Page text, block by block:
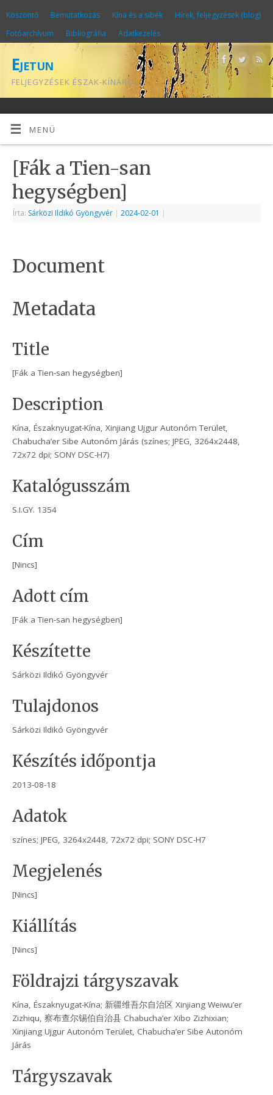
Köszöntő Bemutatkozás Kína és a sibék
Hírek, feljegyzések (blog)
Fotóarchívum
Bibliográfia Adatkezelés
Ejetun
FELJEGYZÉSEK ÉSZAK-KÍNÁRÓL
MENÜ
[Fák a Tien-san
hegységben]
Írta: Sárközi Ildikó Gyöngyvér | 2024-02-01 |
Document
Metadata
Title
[Fák a Tien-san hegységben]
Description
Kína, Északnyugat-Kína, Xinjiang Ujgur Autonóm Terület,
Chabucha’er Sibe Autonóm Járás (színes; JPEG, 3264x2448,
72x72 dpi; SONY DSC-H7)
Katalógusszám
S.I.GY. 1354
Cím
[Nincs]
Adott cím
[Fák a Tien-san hegységben]
Készítette
Sárközi Ildikó Gyöngyvér
Tulajdonos
Sárközi Ildikó Gyöngyvér
Készítés időpontja
2013-08-18
Adatok
színes; JPEG, 3264x2448, 72x72 dpi; SONY DSC-H7
Megjelenés
[Nincs]
Kiállítás
[Nincs]
Földrajzi tárgyszavak
Kína, Északnyugat-Kína; 新疆维吾尔自治区 Xinjiang Weiwu’er
Zizhiqu, 察布查尔锡伯自治县 Chabucha’er Xibo Zizhixian;
Xinjiang Ujgur Autonóm Terület, Chabucha’er Sibe Autonóm
Járás
Tárgyszavak